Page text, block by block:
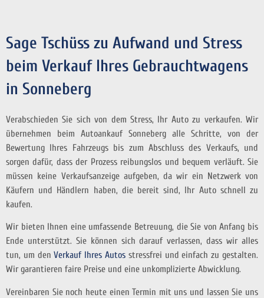
Sage Tschüss zu Aufwand und Stress
beim Verkauf Ihres Gebrauchtwagens
in Sonneberg
Verabschieden Sie sich von dem Stress, Ihr Auto zu verkaufen. Wir
übernehmen beim Autoankauf Sonneberg alle Schritte, von der
Bewertung Ihres Fahrzeugs bis zum Abschluss des Verkaufs, und
sorgen dafür, dass der Prozess reibungslos und bequem verläuft. Sie
müssen keine Verkaufsanzeige aufgeben, da wir ein Netzwerk von
Käufern und Händlern haben, die bereit sind, Ihr Auto schnell zu
kaufen.
Wir bieten Ihnen eine umfassende Betreuung, die Sie von Anfang bis
Ende unterstützt. Sie können sich darauf verlassen, dass wir alles
tun, um denVerkauf Ihres Autos stressfrei und einfach zu gestalten.
Wir garantieren faire Preise und eine unkomplizierte Abwicklung.
Vereinbaren Sie noch heute einen Termin mit uns und lassen Sie uns